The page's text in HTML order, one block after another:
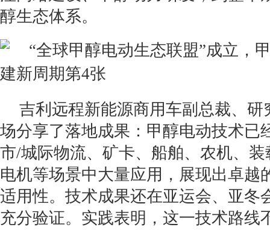
醇生态体系。
吉利远程新能源商用车副总裁、
场分享了落地成果：甲醇电动技术已
市/城际物流、矿卡、船舶、农机、
电机等场景中大量应用，展现出卓越
适用性。技术成果还在亚运会、亚冬
充分验证。实践表明，这一技术路线